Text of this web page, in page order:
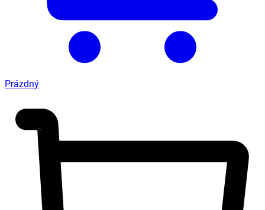
Prázdný